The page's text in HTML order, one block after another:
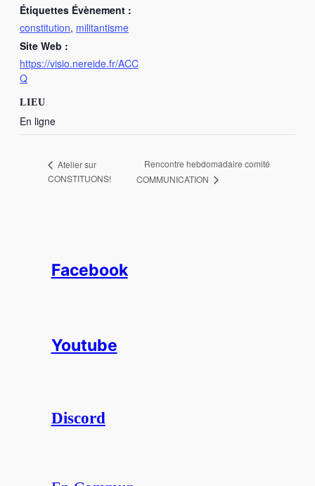
Étiquettes Évènement :
constitution, militantisme
Site Web :
https://visio.nereide.fr/ACC
Q
LIEU
En ligne
Atelier sur
CONSTITUONS!
Rencontre hebdomadaire comité
COMMUNICATION
Facebook
Youtube
Discord